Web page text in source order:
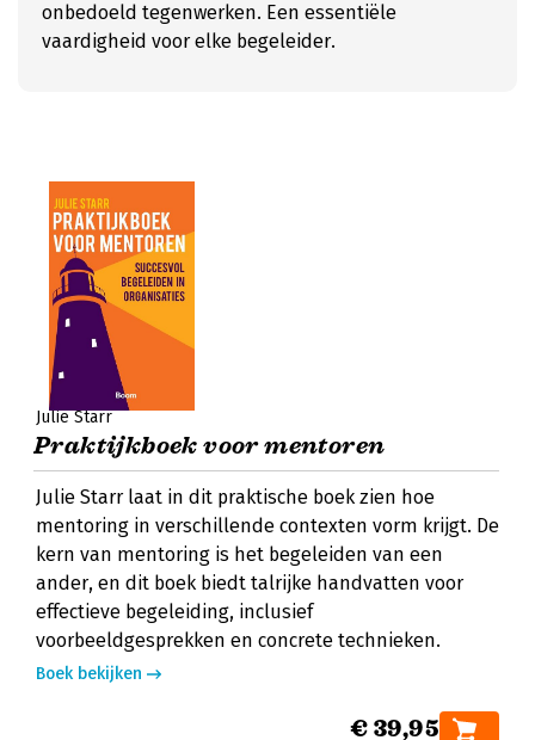
onbedoeld tegenwerken. Een essentiële
vaardigheid voor elke begeleider.
Julie Starr
Praktijkboek voor mentoren
Julie Starr laat in dit praktische boek zien hoe
mentoring in verschillende contexten vorm krijgt. De
kern van mentoring is het begeleiden van een
ander, en dit boek biedt talrijke handvatten voor
effectieve begeleiding, inclusief
voorbeeldgesprekken en concrete technieken.
Boek bekijken
€ 39,95